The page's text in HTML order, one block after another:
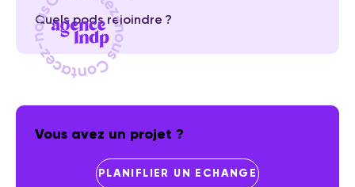
Quels pods rejoindre ?
Vous avez un projet ?
PLANIFLIER UN ECHANGE